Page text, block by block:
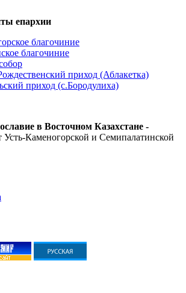
епархии
благочиние
благочиние
приход (Аблакетка)
приход (с.Бородулиха)
в Восточном Казахстане -
Каменогорской и Семипалатинской